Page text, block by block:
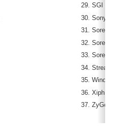
SGI
Sony